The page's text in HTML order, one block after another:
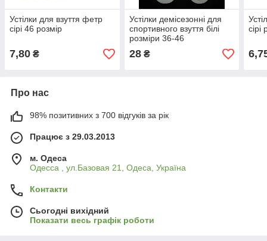
Устілки для взуття фетр
сірі 46 розмір
7,80 ₴
Устілки демісезонні для
спортивного взуття білі
розміри 36-46
28₴
Про нас
98% позитивних з 700 відгуків за рік
Працює з 29.03.2013
м. Одеса
Одесса , ул.Базовая 21, Одеса, Україна
Контакти
Сьогодні вихідний
Показати весь графік роботи